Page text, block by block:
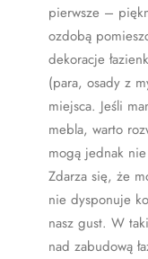
pierwsze –
ozdobą
dekoracje
(para, osady z
miejsca. Jeśli
mebla, warto
mogą jednak
Zdarza się, że
nie dysponuje
nasz gust. W
nad zabudową